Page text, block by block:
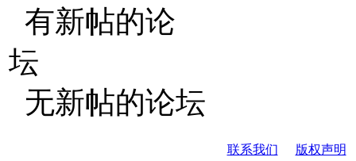
有新帖的论
坛
无新帖的论坛
联系我们
版权声明